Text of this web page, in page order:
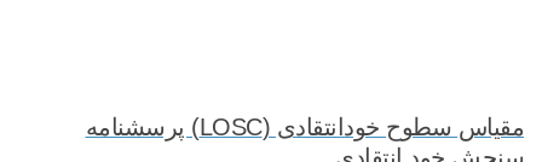
مقیاس سطوح خودانتقادی (LOSC) پرسشنامه